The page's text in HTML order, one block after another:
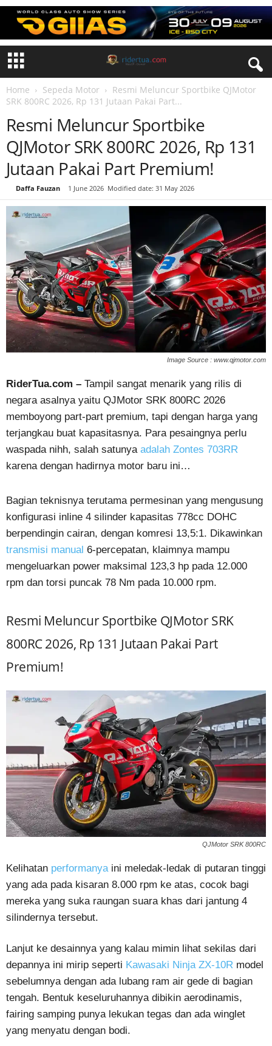
Home Sepeda Motor
Resmi Meluncur Sportbike QJMotor
SRK 800RC 2026, Rp 131 Jutaan Pakai Part...
Resmi Meluncur Sportbike
QJMotor SRK 800RC 2026, Rp 131
Jutaan Pakai Part Premium!
Daffa Fauzan 1 June 2026 Modified date: 31 May 2026
Image Source : www.qjmotor.com
RiderTua.com – Tampil sangat menarik yang rilis di
negara asalnya yaitu QJMotor SRK 800RC 2026
memboyong part-part premium, tapi dengan harga yang
terjangkau buat kapasitasnya. Para pesaingnya perlu
waspada nihh, salah satunya adalah Zontes 703RR
karena dengan hadirnya motor baru ini…
Bagian teknisnya terutama permesinan yang mengusung
konfigurasi inline 4 silinder kapasitas 778cc DOHC
berpendingin cairan, dengan komresi 13,5:1. Dikawinkan
transmisi manual 6-percepatan, klaimnya mampu
mengeluarkan power maksimal 123,3 hp pada 12.000
rpm dan torsi puncak 78 Nm pada 10.000 rpm.
Resmi Meluncur Sportbike QJMotor SRK
800RC 2026, Rp 131 Jutaan Pakai Part
Premium!
QJMotor SRK 800RC
Kelihatan performanya ini meledak-ledak di putaran tinggi
yang ada pada kisaran 8.000 rpm ke atas, cocok bagi
mereka yang suka raungan suara khas dari jantung 4
silindernya tersebut.
Lanjut ke desainnya yang kalau mimin lihat sekilas dari
depannya ini mirip seperti Kawasaki Ninja ZX-10R model
sebelumnya dengan ada lubang ram air gede di bagian
tengah. Bentuk keseluruhannya dibikin aerodinamis,
fairing samping punya lekukan tegas dan ada winglet
yang menyatu dengan bodi.